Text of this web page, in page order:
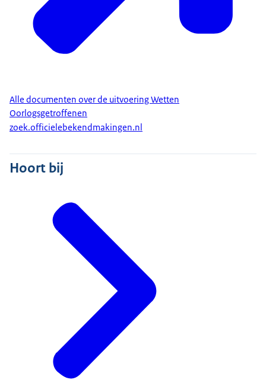
Alle documenten over de uitvoering Wetten
Oorlogsgetroffenen
zoek.officielebekendmakingen.nl
Hoort bij